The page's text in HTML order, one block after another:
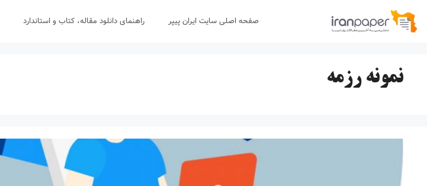
پرش
صفحه اصلی سایت ایران پیپر راهنمای دانلود مقاله، کتاب و استاندارد
نمونه رزمه